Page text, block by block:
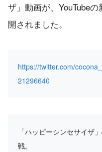
ザ」動画が、YouTube
開されました。
https://twitter.com/
21296640
「ハッピーシンセサイザ
戦。